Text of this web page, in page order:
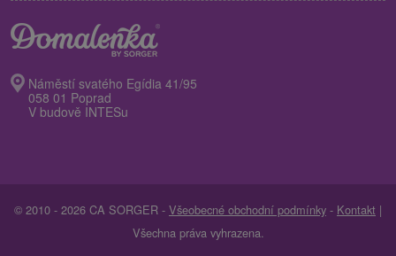
Náměstí svatého Egídia 41/95
058 01 Poprad
V budově INTESu
© 2010 - 2026 CA SORGER - Všeobecné obchodní podmínky - Kontakt |
Všechna práva vyhrazena.